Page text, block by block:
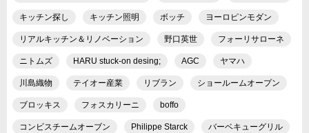
キッチン探し キッチン照明 ボッチ ヨーロピンモダン
リアルキッチン＆リノベーション 野口英世 フォーリサローネ
ニトムズ HARU stuck-on desing; AGC ヤマハ
川島織物 テイオー産業 リブラン ショールームオープン
ブロッキス フォスカリーニ boffo
コンビスチームオーブン Philippe Starck バーベキューグリル